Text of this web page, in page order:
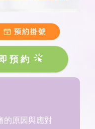
預約
的原因與應對